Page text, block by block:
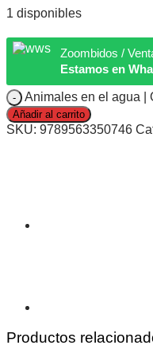
1 disponibles
Zoombidos /
Estamos en
Animales en el agua |
Añadir al carrito
SKU: 9789563350746
Productos